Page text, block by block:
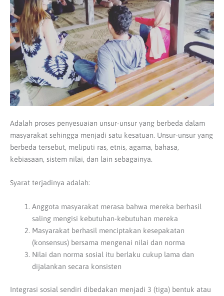
Adalah proses penyesuaian unsur-unsur yang berbeda dalam
masyarakat sehingga menjadi satu kesatuan. Unsur-unsur yang
berbeda tersebut, meliputi ras, etnis, agama, bahasa,
kebiasaan, sistem nilai, dan lain sebagainya.
Syarat terjadinya adalah:
Anggota masyarakat merasa bahwa mereka berhasil
saling mengisi kebutuhan-kebutuhan mereka
Masyarakat berhasil menciptakan kesepakatan
(konsensus) bersama mengenai nilai dan norma
Nilai dan norma sosial itu berlaku cukup lama dan
dijalankan secara konsisten
Integrasi sosial sendiri dibedakan menjadi 3 (tiga) bentuk atau